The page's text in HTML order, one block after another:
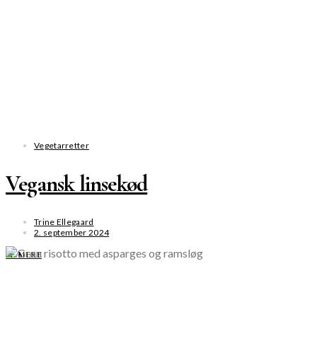
Vegetarretter
Vegansk linsekød
Trine Ellegaard
2. september 2024
SE MERE